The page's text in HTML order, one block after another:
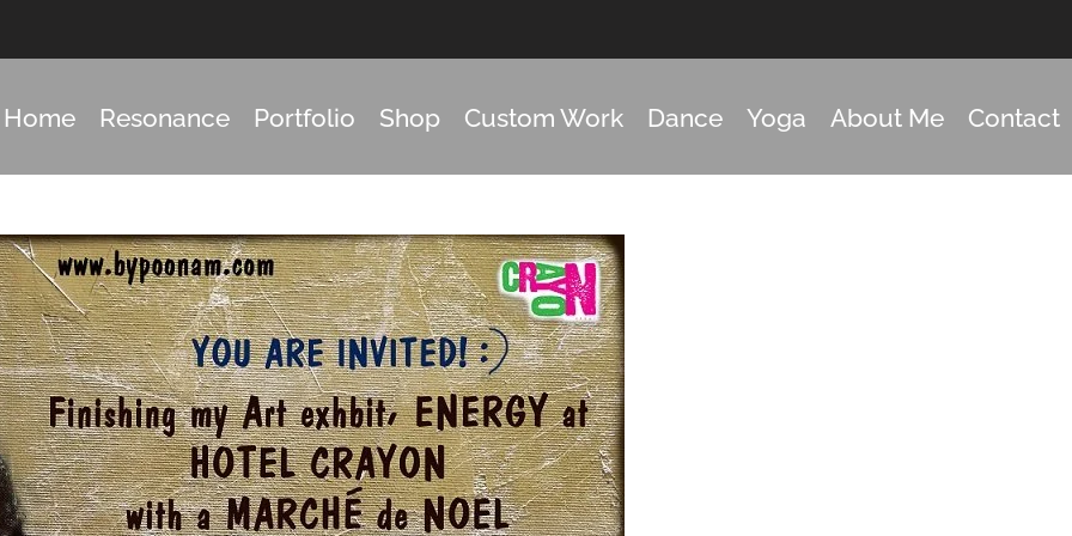
Home Resonance Portfolio Shop Custom Work Dance Yoga About Me Contact